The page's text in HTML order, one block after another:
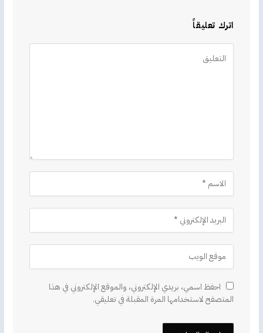
اترك تعليقاً
احفظ اسمي، بريدي الإلكتروني، والموقع الإلكتروني في هذا
المتصفح لاستخدامها المرة المقبلة في تعليقي.